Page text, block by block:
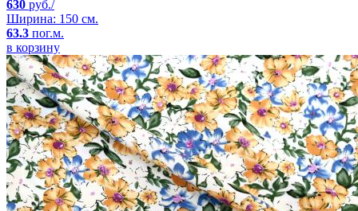
630 руб./
Ширина: 150 см.
63.3 пог.м.
в корзину